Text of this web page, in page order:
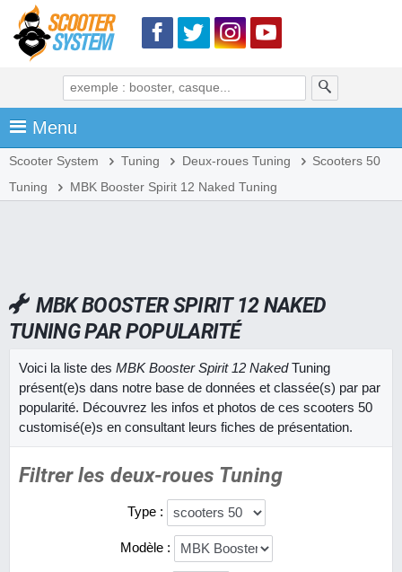
Menu
Scooter System Tuning Deux-roues Tuning
Scooters 50
Tuning
MBK Booster Spirit 12 Naked Tuning
MBK BOOSTER SPIRIT 12 NAKED
TUNING PAR POPULARITÉ
Voici la liste des MBK Booster Spirit 12 NakedTuning
présent(e)s dans notre base de données et classée(s) par par
popularité. Découvrez les infos et photos de ces scooters 50
customisé(e)s en consultant leurs fiches de présentation.
Filtrer les deux-roues Tuning
Type :
Modèle :